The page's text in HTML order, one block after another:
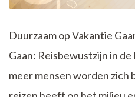
Duurzaam op Vakantie
Gaan: Reisbewustzijn in
meer mensen worden zich